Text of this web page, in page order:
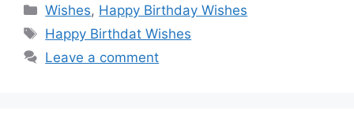
Categories
Wishes, Happy Birthday Wishes
Tags
Happy Birthdat Wishes
Leave a comment